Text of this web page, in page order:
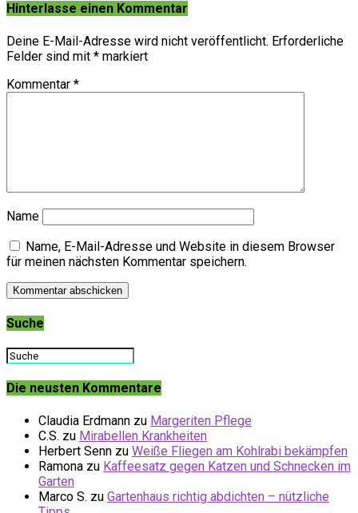
Hinterlasse einen Kommentar
Deine E-Mail-Adresse wird nicht veröffentlicht. Erforderliche
Felder sind mit * markiert
Kommentar *
Name
Name, E-Mail-Adresse und Website in diesem Browser
für meinen nächsten Kommentar speichern.
Suche
Die neusten Kommentare
Claudia Erdmann zu Margeriten Pflege
C.S. zu Mirabellen Krankheiten
Herbert Senn zu Weiße Fliegen am Kohlrabi bekämpfen
Ramona zu Kaffeesatz gegen Katzen und Schnecken im
Garten
Marco S. zu Gartenhaus richtig abdichten – nützliche